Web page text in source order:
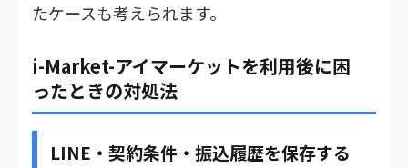
たケースも考えられます。
i-Market-アイマーケットを利用後に困
ったときの対処法
LINE・契約条件・振込履歴を保存する